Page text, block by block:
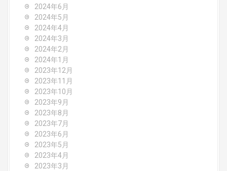
2024年6月
2024年5月
2024年4月
2024年3月
2024年2月
2024年1月
2023年12月
2023年11月
2023年10月
2023年9月
2023年8月
2023年7月
2023年6月
2023年5月
2023年4月
2023年3月